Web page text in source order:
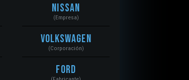
Nissan
(Empresa)
Volkswagen
(Corporación)
Ford